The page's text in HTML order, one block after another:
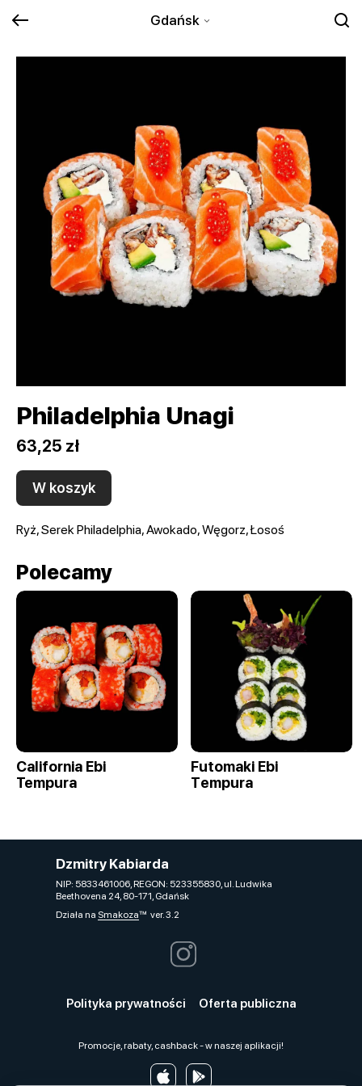
Gdańsk
Philadelphia Unagi
63,25 zł
W koszyk
Ryż, Serek Philadelphia, Awokado, Węgorz, Łosoś
Polecamy
California Ebi
Tempura
Futomaki Ebi
Tеmpura
Dzmitry Kabiarda
NIP: 5833461006, REGON: 523355830, ul. Ludwika
Beethovena 24, 80-171, Gdańsk
Działa na Smakozaver. 3.2
Polityka prywatności Oferta publiczna
Promocje, rabaty, cashback - w naszej aplikacji!